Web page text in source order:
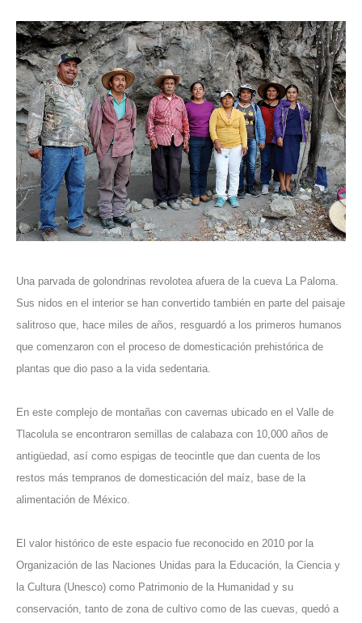
Una parvada de golondrinas revolotea afuera de la cueva La Paloma.
Sus nidos en el interior se han convertido también en parte del paisaje
salitroso que, hace miles de años, resguardó a los primeros humanos
que comenzaron con el proceso de domesticación prehistórica de
plantas que dio paso a la vida sedentaria.
En este complejo de montañas con cavernas ubicado en el Valle de
Tlacolula se encontraron semillas de calabaza con 10,000 años de
antigüedad, así como espigas de teocintle que dan cuenta de los
restos más tempranos de domesticación del maíz, base de la
alimentación de México.
El valor histórico de este espacio fue reconocido en 2010 por la
Organización de las Naciones Unidas para la Educación, la Ciencia y
la Cultura (Unesco) como Patrimonio de la Humanidad y su
conservación, tanto de zona de cultivo como de las cuevas, quedó a